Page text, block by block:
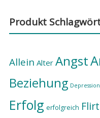
Produkt
Allein Alter Angst
Beziehung Depression
Erfolg erfolgreich Flirt